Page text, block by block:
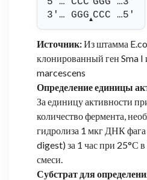
3'… GGG▲CCC …5'
Источник:Из штамма
клонированный ген Sma I
marcescens
Определение единицы
За единицу активности
количество фермента,
гидролиза 1 мкг ДНК
digest) за 1 час при 25°С
смеси.
Субстрат для